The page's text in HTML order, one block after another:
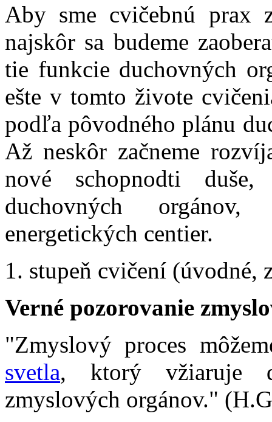
Aby sme cvičebnú prax
najskôr sa budeme
tie funkcie duchovných
ešte v tomto živote
podľa pôvodného plánu
Až neskôr začneme
nové schopnodti
duchovných
energetických centier.
1. stupeň cvičení (úvodné,
Verné pozorovanie
"Zmyslový proces
svetla, ktorý vžiaruje
zmyslových orgánov."